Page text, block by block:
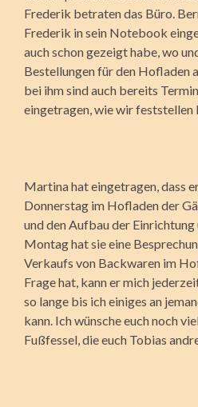
Frederik betraten das Büro.
Frederik in sein Notebook
auch schon gezeigt habe, wo
Bestellungen für den Hofladen
bei ihm sind auch bereits
eingetragen, wie wir feststellen
Martina hat eingetragen, dass
Donnerstag im Hofladen der
und den Aufbau der
Montag hat sie eine
Verkaufs von Backwaren im
Frage hat, kann er mich
so lange bis ich einiges an
kann. Ich wünsche euch noch
Fußfessel, die euch Tobias